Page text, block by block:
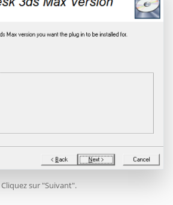
Cliquez sur "Suivant".